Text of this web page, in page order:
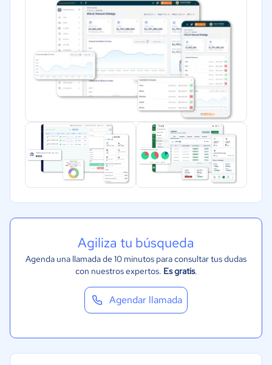
Financiera
Alimentaria
Salud
Manufactura
ONG
Transporte y logística
Marketing y Comunicación
Automotriz
Comercio Electrónico
Ventas y servicios
Metales y Minería
Recursos Humanos
Aeroespacial y defensa
Contabilidad
Agiliza tu búsqueda
Agenda una llamada de 10 minutos para consultar tus dudas
con nuestros expertos. Es gratis.
Agendar llamada